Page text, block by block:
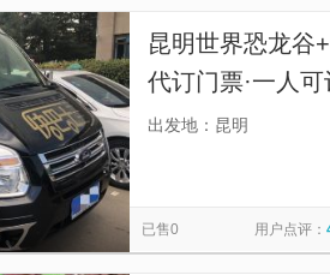
谋人世界公园-远古温泉水世界
云南MC溶洞温泉 姚安公园 姚安云花
姚安县文化馆
姚安县中央森林公园
元谋物茂土林风景区北天门
禄丰锶
昆明世界恐龙谷
代订门票·一人
程专属定制·独
出发地：昆明
已售0 用户点评：